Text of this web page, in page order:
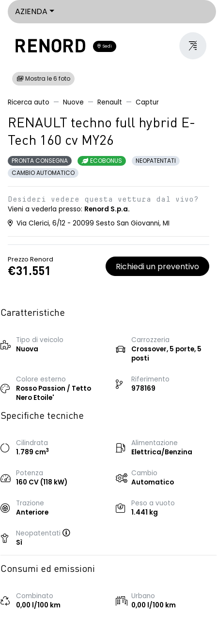
AZIENDA
Sedi
Mostra le 6 foto
Ricerca auto Nuove Renault Captur
RENAULT techno full hybrid E-
Tech 160 cv MY26
PRONTA CONSEGNA ECOBONUS
NEOPATENTATI
CAMBIO AUTOMATICO
Desideri vedere questa vettura dal vivo?
Vieni a vederla presso: Renord S.p.a.
Via Clerici, 6/12 - 20099 Sesto San Giovanni, MI
Prezzo Renord
€31.551 Richiedi un preventivo
Caratteristiche
Tipo di veicolo
Nuova
Carrozzeria
Crossover, 5 porte, 5
posti
Colore esterno
Rosso Passion / Tetto
Nero Etoile'
Riferimento
978169
Specifiche tecniche
Cilindrata
1.789 cm3
Alimentazione
Elettrica/Benzina
Potenza
160 CV (118 kW)
Cambio
Automatico
Trazione
Anteriore
Peso a vuoto
1.441 kg
Neopatentati
Sì
Consumi ed emissioni
Combinato
0,00 l/100 km
Urbano
0,00 l/100 km